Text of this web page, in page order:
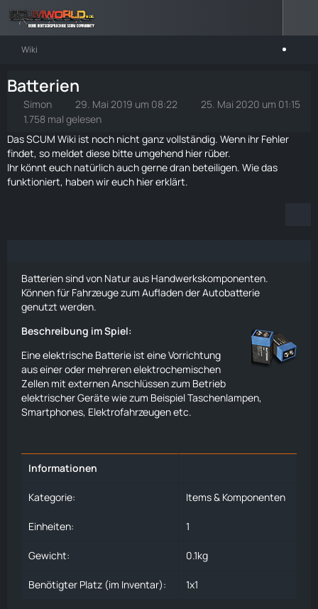
Wiki
Batterien
Simon 29. Mai 2019 um 08:22
25. Mai 2020 um 01:15
1.758 mal gelesen
Das SCUM Wiki ist noch nicht ganz vollständig. Wenn ihr Fehler
findet, so meldet diese bitte umgehend hier rüber.
Ihr könnt euch natürlich auch gerne dran beteiligen. Wie das
funktioniert, haben wir euch hiererklärt.
Batterien sind von Natur aus Handwerkskomponenten.
Können für Fahrzeuge zum Aufladen derAutobatterie
genutzt werden.
Beschreibung im Spiel:
Eine elektrische Batterie ist eine Vorrichtung
aus einer oder mehreren elektrochemischen
Zellen mit externen Anschlüssen zum Betrieb
elektrischer Geräte wie zum Beispiel Taschenlampen,
Smartphones, Elektrofahrzeugen etc.
Informationen
Kategorie: Items & Komponenten
Einheiten: 1
Gewicht: 0.1kg
Benötigter Platz (im Inventar): 1x1